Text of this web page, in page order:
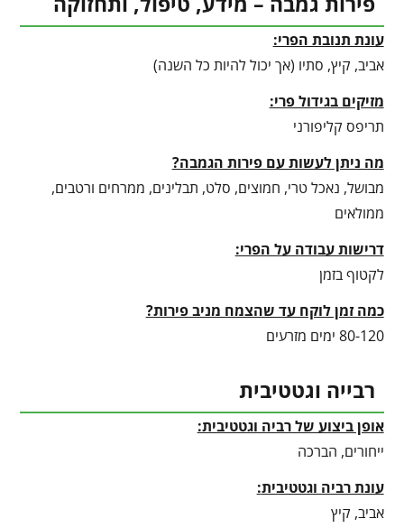
עונת תנובת הפרי:
אביב, קיץ, סתיו (אך יכול להיות כל השנה)
מזיקים בגידול פרי:
תריפס קליפורני
מה ניתן לעשות עם פירות הגמבה?
מבושל, נאכל טרי, חמוצים, סלט, תבלינים, ממרחים ורטבים,
ממולאים
דרישות עבודה על הפרי:
לקטוף בזמן
כמה זמן לוקח עד שהצמח מניב פירות?
80-120 ימים מזרעים
רבייה וגטטיבית
אופן ביצוע של רביה וגטטיבית:
ייחורים, הברכה
עונת רביה וגטטיבית:
אביב, קיץ